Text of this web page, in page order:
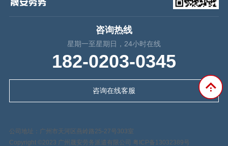
咨询热线
星期一至星期日，24小时在线
182-0203-0345
咨询在线客服
公司地址：广州市天河区燕岭路25-27号303室
Copyright ©2023 广州晟安劳务派遣有限公司
粤ICP备13032389号